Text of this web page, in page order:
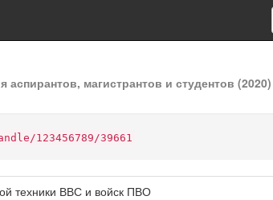
магистрантов и студентов (2020)
123456789/39661
техники ВВС и войск ПВО